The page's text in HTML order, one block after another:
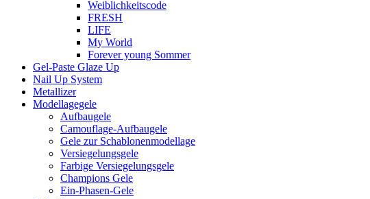
Weiblichkeitscode
FRESH
LIFE
My World
Forever young Sommer
Gel-Paste Glaze Up
Nail Up System
Metallizer
Modellagegele
Aufbaugele
Camouflage-Aufbaugele
Gele zur Schablonenmodellage
Versiegelungsgele
Farbige Versiegelungsgele
Champions Gele
Ein-Phasen-Gele